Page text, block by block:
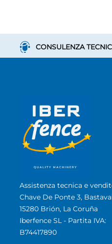
CONSULENZA
Assistenza tecnica e
Chave De Ponte 3,
15280 Brión, La Coruña
Iberfence SL - Partita IVA:
B74417890